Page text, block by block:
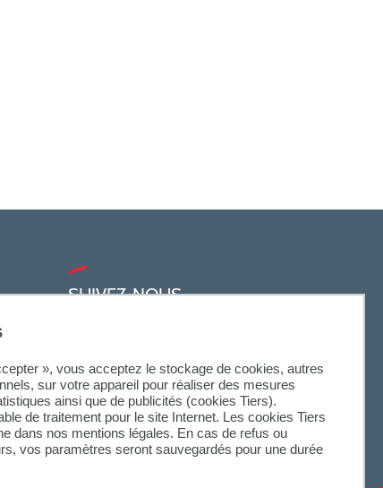
», vous acceptez le stockage de cookies, autres
sur votre appareil pour réaliser des mesures
ainsi que de publicités (cookies Tiers).
de traitement pour le site Internet. Les cookies Tiers
dans nos mentions légales. En cas de refus ou
vos paramètres seront sauvegardés pour une durée
SUIVEZ-NOUS